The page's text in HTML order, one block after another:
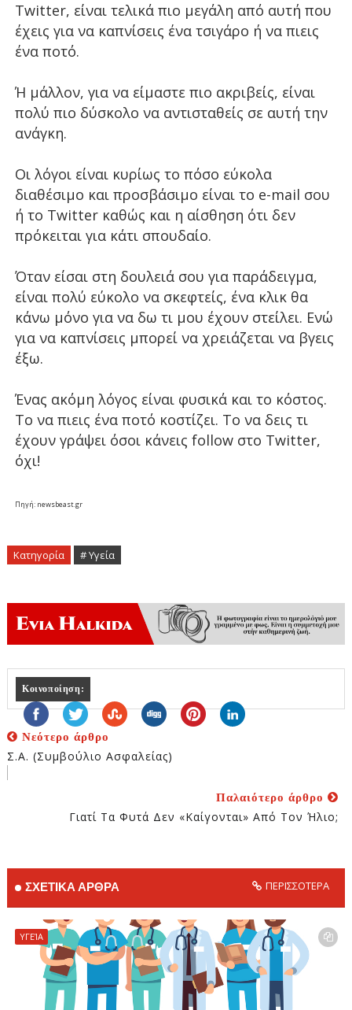
Twitter, είναι τελικά πιο μεγάλη από αυτή που
έχεις για να καπνίσεις ένα τσιγάρο ή να πιεις
ένα ποτό.
Ή μάλλον, για να είμαστε πιο ακριβείς, είναι
πολύ πιο δύσκολο να αντισταθείς σε αυτή την
ανάγκη.
Οι λόγοι είναι κυρίως το πόσο εύκολα
διαθέσιμο και προσβάσιμο είναι το e-mail σου
ή το Twitter καθώς και η αίσθηση ότι δεν
πρόκειται για κάτι σπουδαίο.
Όταν είσαι στη δουλειά σου για παράδειγμα,
είναι πολύ εύκολο να σκεφτείς, ένα κλικ θα
κάνω μόνο για να δω τι μου έχουν στείλει. Ενώ
για να καπνίσεις μπορεί να χρειάζεται να βγεις
έξω.
Ένας ακόμη λόγος είναι φυσικά και το κόστος.
Το να πιεις ένα ποτό κοστίζει. Το να δεις τι
έχουν γράψει όσοι κάνεις follow στο Twitter,
όχι!
Πηγή: newsbeast.gr
Κατηγορία # Υγεία
Κοινοποίηση:
Νεότερο άρθρο
Σ.Α. (Συμβούλιο Ασφαλείας)
Παλαιότερο άρθρο
Γιατί Τα Φυτά Δεν «καίγονται» Από Τον Ήλιο;
ΣΧΕΤΙΚΑ ΑΡΘΡΑ ΠΕΡΙΣΣΟΤΕΡΑ
ΥΓΕΊΑ